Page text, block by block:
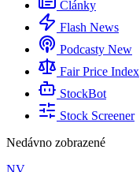
Články
Flash News
Podcasty New
Fair Price Index
StockBot
Stock Screener
Nedávno zobrazené